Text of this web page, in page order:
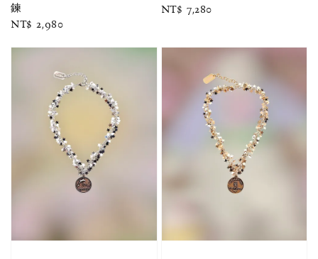
鍊
Regular
NT$ 2,980
Regular
NT$ 7,280